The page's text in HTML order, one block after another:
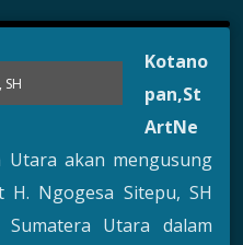
Kotano
pan,St
ArtNe
Utara akan mengusung
H. Ngogesa Sitepu, SH
Utara dalam